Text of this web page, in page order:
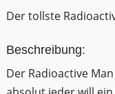
Der tollste
Beschreibung:
Der Radioactive